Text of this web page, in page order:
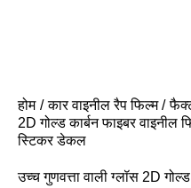
होम कार वाइनील रैप फिल्म
2D गोल्ड कार्बन फाइबर
स्टिकर डेकल
उच्च गुणवत्ता वाली ग्लॉस 2D